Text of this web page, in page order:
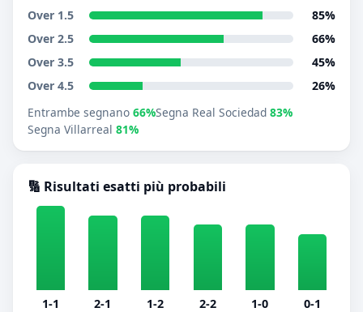
Over 1.5
85%
Over 2.5
66%
Over 3.5
45%
Over 4.5
26%
Entrambe segnano 66%Segna Real Sociedad 83%
Segna Villarreal 81%
🔢 Risultati esatti più probabili
1-1 2-1 1-2 2-2 1-0 0-1